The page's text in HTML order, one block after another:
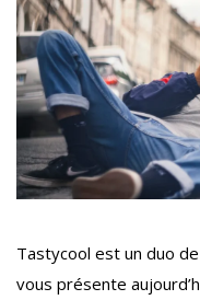
Tastycool est un duo
vous présente